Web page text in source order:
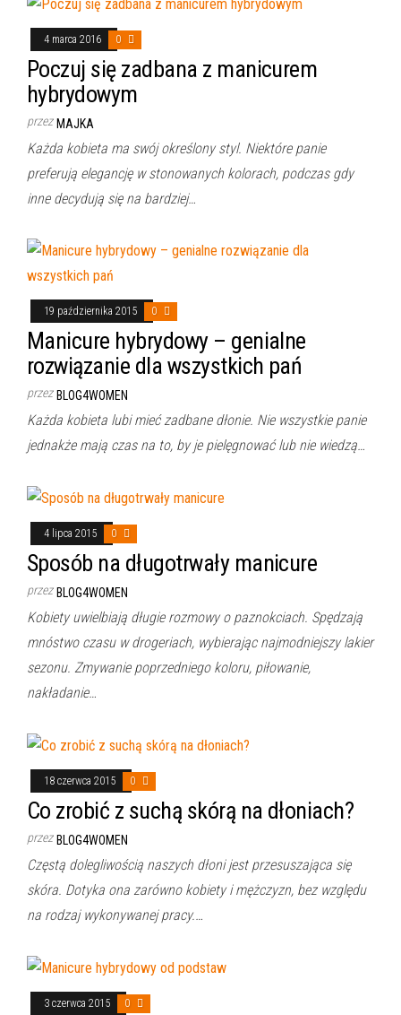
4 marca 2016 0
Poczuj się zadbana z manicurem
hybrydowym
przez MAJKA
Każda kobieta ma swój określony styl. Niektóre panie
preferują elegancję w stonowanych kolorach, podczas gdy
inne decydują się na bardziej…
19 października 2015 0
Manicure hybrydowy – genialne
rozwiązanie dla wszystkich pań
przez BLOG4WOMEN
Każda kobieta lubi mieć zadbane dłonie. Nie wszystkie panie
jednakże mają czas na to, by je pielęgnować lub nie wiedzą…
4 lipca 2015 0
Sposób na długotrwały manicure
przez BLOG4WOMEN
Kobiety uwielbiają długie rozmowy o paznokciach. Spędzają
mnóstwo czasu w drogeriach, wybierając najmodniejszy lakier
sezonu. Zmywanie poprzedniego koloru, piłowanie,
nakładanie…
18 czerwca 2015 0
Co zrobić z suchą skórą na dłoniach?
przez BLOG4WOMEN
Częstą dolegliwością naszych dłoni jest przesuszająca się
skóra. Dotyka ona zarówno kobiety i mężczyzn, bez względu
na rodzaj wykonywanej pracy.…
3 czerwca 2015 0